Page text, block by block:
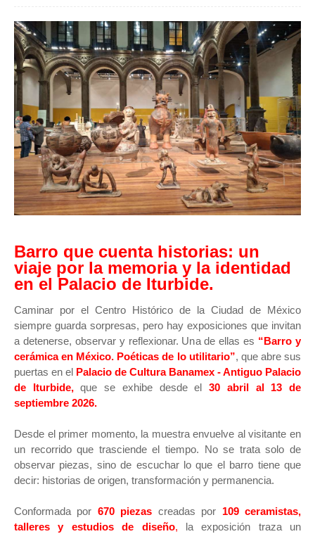
Barro que cuenta historias: un
viaje por la memoria y la identidad
en el Palacio de Iturbide.
Caminar por el Centro Histórico de la Ciudad de México
siempre guarda sorpresas, pero hay exposiciones que invitan
a detenerse, observar y reflexionar. Una de ellas es “Barro y
cerámica en México. Poéticas de lo utilitario”, que abre sus
puertas en el Palacio de Cultura Banamex - Antiguo Palacio
de Iturbide,que se exhibe desde el 30 abril al 13 de
septiembre 2026.
Desde el primer momento, la muestra envuelve al visitante en
un recorrido que trasciende el tiempo. No se trata solo de
observar piezas, sino de escuchar lo que el barro tiene que
decir: historias de origen, transformación y permanencia.
Conformada por 670 piezas creadas por 109 ceramistas,
talleres y estudios de diseño, la exposición traza un